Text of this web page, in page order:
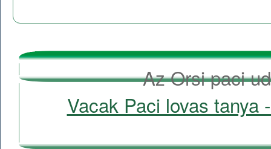
Az Orsi paci
Vacak Paci lovas tanya